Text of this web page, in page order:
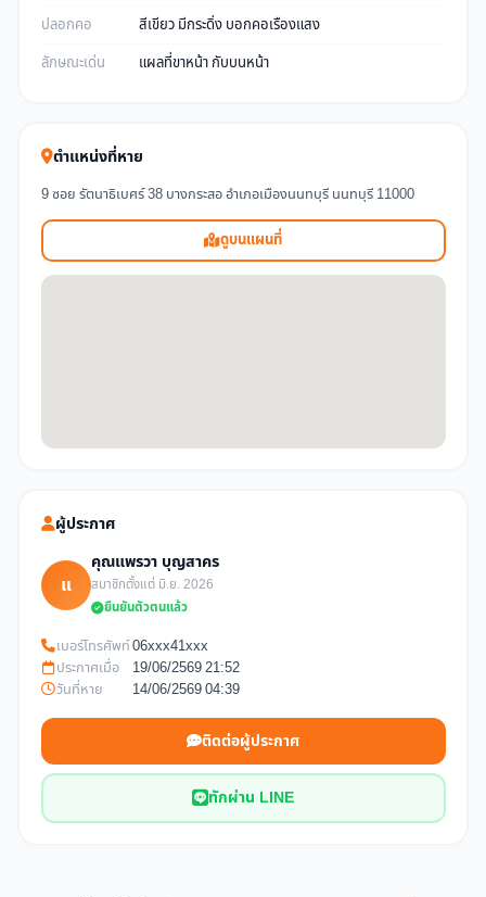
ปลอกคอ
สีเขียว มีกระดิ่ง บอกคอเรืองแสง
ลักษณะเด่น
แผลที่ขาหน้า กับบนหน้า
ตำแหน่งที่หาย
9 ซอย รัตนาธิเบศร์ 38 บางกระสอ อำเภอเมืองนนทบุรี นนทบุรี 11000
ดูบนแผนที่
ผู้ประกาศ
แ
คุณแพรวา บุญสาคร
สมาชิกตั้งแต่ มิ.ย. 2026
ยืนยันตัวตนแล้ว
เบอร์โทรศัพท์06xxx41xxx
ประกาศเมื่อ
19/06/2569 21:52
วันที่หาย
14/06/2569 04:39
ติดต่อผู้ประกาศ
ทักผ่าน LINE